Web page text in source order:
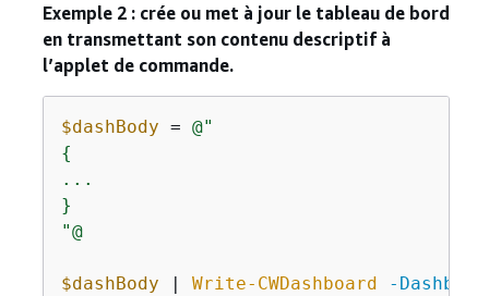
Exemple 2 : crée ou met à jour le tableau de bord
en transmettant son contenu descriptif à
l’applet de commande.
$dashBody =
{
...
}
"@
$dashBody | Write-CWDashboard -